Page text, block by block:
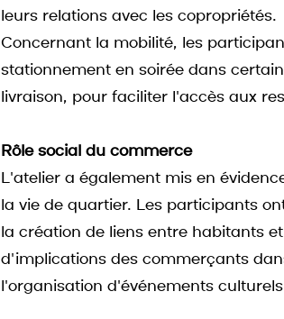
leurs relations avec les copropriétés.
Concernant la mobilité, les
stationnement en soirée dans
livraison, pour faciliter l'accès aux
Rôle social du commerce
L'atelier a également mis en
la vie de quartier. Les participants
la création de liens entre habitants
d'implications des commerçants
l'organisation d'événements